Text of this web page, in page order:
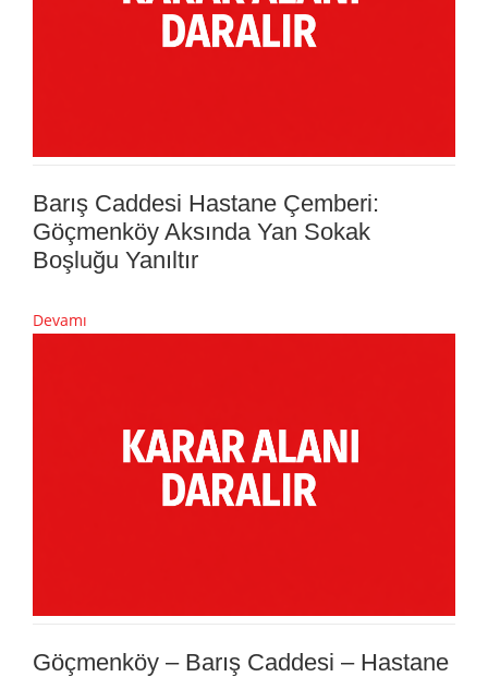
Barış Caddesi Hastane Çemberi:
Göçmenköy Aksında Yan Sokak
Boşluğu Yanıltır
Devamı
Göçmenköy – Barış Caddesi – Hastane